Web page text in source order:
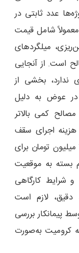
عدد ثابتی در
شامل قیمت
میلگردهای
است. از آنجایی
ندارد، بخشی از
عوض به دلیل
کمی بالاتر
اجرای سقف
کرومیت در سال ۱۴۰۴ بین ۲٫۵ تا ۳٫۵ میلیون تومان برای
بسته به موقعیت
شرایط کارگاهی
دقیق، لازم است
پیمانکار بررسی
کرومیت به‌صورت